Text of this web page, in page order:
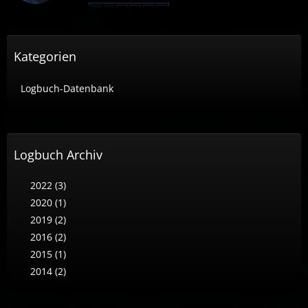
Kategorien
Logbuch-Datenbank
Logbuch Archiv
2022 (3)
2020 (1)
2019 (2)
2016 (2)
2015 (1)
2014 (2)